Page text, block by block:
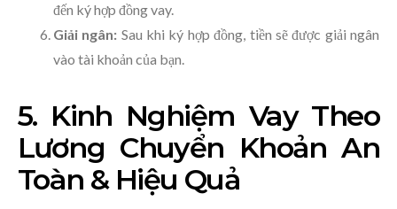
đến ký hợp đồng vay.
Giải ngân: Sau khi ký hợp đồng, tiền sẽ được giải ngân
vào tài khoản của bạn.
5. Kinh Nghiệm Vay Theo
Lương Chuyển Khoản An
Toàn & Hiệu Quả